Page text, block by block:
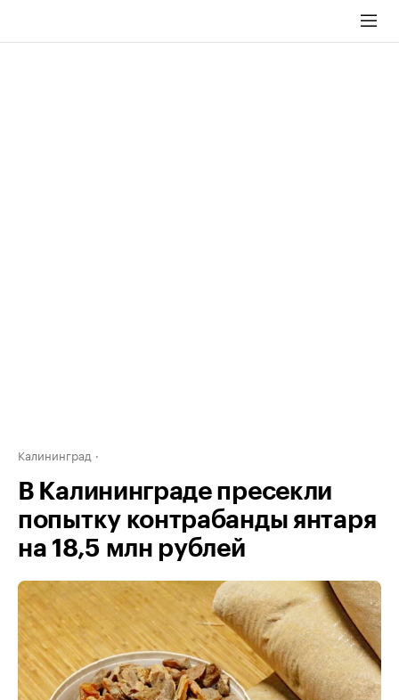
Калининград
В Калининграде пресекли
попытку контрабанды янтаря
на 18,5 млн рублей